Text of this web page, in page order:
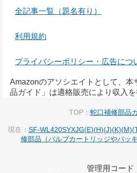
全記事一覧（題名有り）
利用規約
プライバシーポリシー・広告につ
Amazonのアソシエイトとして、本
品ガイド」は適格販売により収入を
TOP： 蛇口補修部品
現在： SF-
修部品（バルブカートリッジやパッ
管理用コード